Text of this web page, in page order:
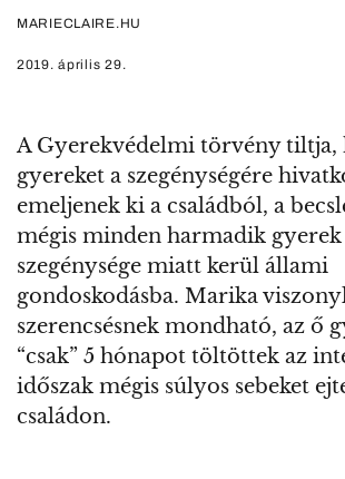
MARIECLAIRE.HU
2019. április 29.
A Gyerekvédelmi törvény tiltja,
gyereket a szegénységére
emeljenek ki a családból, a
mégis minden harmadik gyerek
szegénysége miatt kerül állami
gondoskodásba. Marika
szerencsésnek mondható, az ő
“csak” 5 hónapot töltöttek az
időszak mégis súlyos sebeket
családon.